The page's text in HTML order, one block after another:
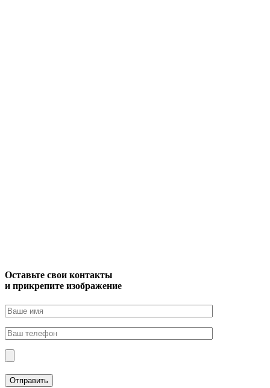
Оставьте свои контакты
и прикрепите изображение